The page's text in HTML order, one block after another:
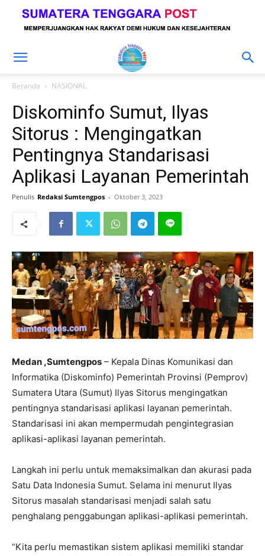
Beranda NASIONAL
Diskominfo Sumut, Ilyas
Sitorus : Mengingatkan
Pentingnya Standarisasi
Aplikasi Layanan Pemerintah
Penulis Redaksi Sumtengpos - Oktober 3, 2023
Medan ,Sumtengpos – Kepala Dinas Komunikasi dan
Informatika (Diskominfo) Pemerintah Provinsi (Pemprov)
Sumatera Utara (Sumut) Ilyas Sitorus mengingatkan
pentingnya standarisasi aplikasi layanan pemerintah.
Standarisasi ini akan mempermudah pengintegrasian
aplikasi-aplikasi layanan pemerintah.
Langkah ini perlu untuk memaksimalkan dan akurasi pada
Satu Data Indonesia Sumut. Selama ini menurut Ilyas
Sitorus masalah standarisasi menjadi salah satu
penghalang penggabungan aplikasi-aplikasi pemerintah.
“Kita perlu memastikan sistem aplikasi memiliki standar